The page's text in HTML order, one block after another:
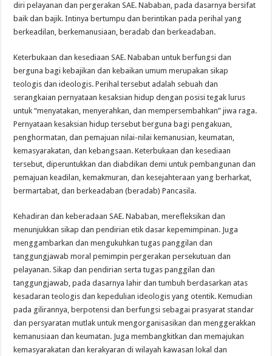
diri pelayanan dan pergerakan SAE. Nababan, pada dasarnya bersifat
baik dan bajik. Intinya bertumpu dan berintikan pada perihal yang
berkeadilan, berkemanusiaan, beradab dan berkeadaban.
Keterbukaan dan kesediaan SAE. Nababan untuk berfungsi dan
berguna bagi kebajikan dan kebaikan umum merupakan sikap
teologis dan ideologis. Perihal tersebut adalah sebuah dan
serangkaian pernyataan kesaksian hidup dengan posisi tegak lurus
untuk “menyatakan, menyerahkan, dan mempersembahkan” jiwa raga.
Pernyataan kesaksian hidup tersebut berguna bagi pengakuan,
penghormatan, dan pemajuan nilai-nilai kemanusian, keumatan,
kemasyarakatan, dan kebangsaan. Keterbukaan dan kesediaan
tersebut, diperuntukkan dan diabdikan demi untuk pembangunan dan
pemajuan keadilan, kemakmuran, dan kesejahteraan yang berharkat,
bermartabat, dan berkeadaban (beradab) Pancasila.
Kehadiran dan keberadaan SAE. Nababan, merefleksikan dan
menunjukkan sikap dan pendirian etik dasar kepemimpinan. Juga
menggambarkan dan mengukuhkan tugas panggilan dan
tanggungjawab moral pemimpin pergerakan persekutuan dan
pelayanan. Sikap dan pendirian serta tugas panggilan dan
tanggungjawab, pada dasarnya lahir dan tumbuh berdasarkan atas
kesadaran teologis dan kepedulian ideologis yang otentik. Kemudian
pada gilirannya, berpotensi dan berfungsi sebagai prasyarat standar
dan persyaratan mutlak untuk mengorganisasikan dan menggerakkan
kemanusiaan dan keumatan. Juga membangkitkan dan memajukan
kemasyarakatan dan kerakyaran di wilayah kawasan lokal dan